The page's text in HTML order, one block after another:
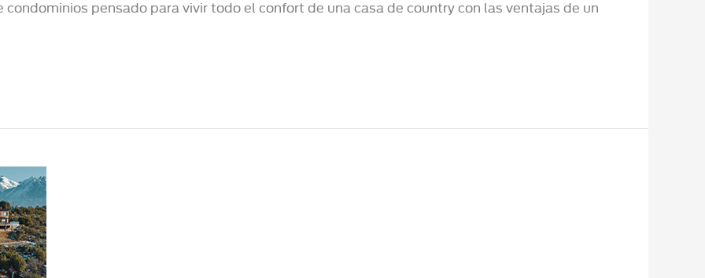
condominios pensado para vivir todo el confort de una casa de country con las ventajas de un